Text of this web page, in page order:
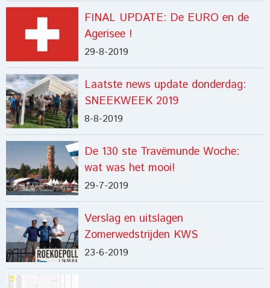
FINAL UPDATE: De EURO en de
Agerisee !
29-8-2019
Laatste news update donderdag:
SNEEKWEEK 2019
8-8-2019
De 130 ste Travëmunde Woche:
wat was het mooi!
29-7-2019
Verslag en uitslagen
Zomerwedstrijden KWS
23-6-2019